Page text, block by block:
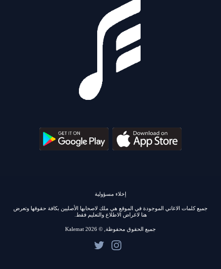
إخلاء مسؤولية
جميع كلمات الاغاني الموجودة في الموقع هي ملك لاصحابها الأصليين بكافة حقوقها وتعرض
هنا لاغراض الاطلاع والتعليم فقط.
جميع الحقوق محفوظة, © 2026 Kalemat